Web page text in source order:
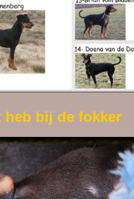
heb bij de fokker